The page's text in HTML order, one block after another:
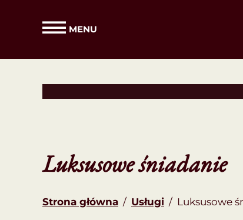
MENU
Luksusowe śniadanie
Strona główna / Usługi / Luksusowe